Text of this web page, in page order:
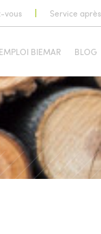
vous Service
BIEMAR BLOG